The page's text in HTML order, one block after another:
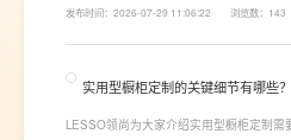
同，机型需搭载多档精准控温功能，45℃
发布时间：2026-07-29 11:06:22 浏览数：143
实用型橱柜定制的关键细节有哪些？
LESSO领尚为大家介绍实用型橱柜定制